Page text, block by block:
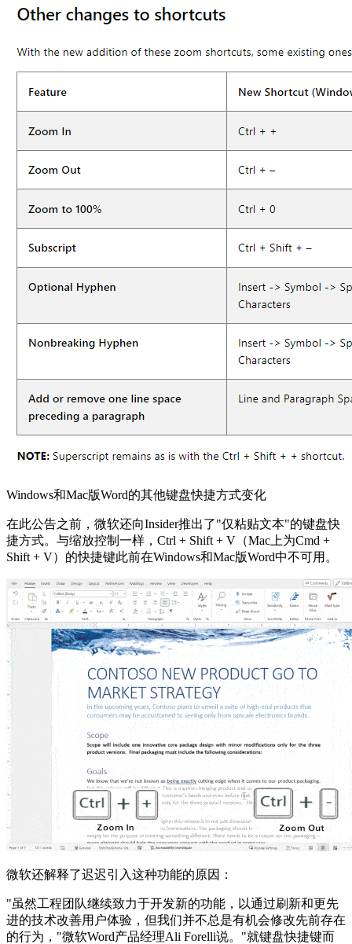
Windows和Mac版Word的其他键盘快捷方式变化
在此公告之前，微软还向Insider推出了"仅粘贴文本"的键盘快
捷方式。与缩放控制一样，Ctrl + Shift + V（Mac上为Cmd +
Shift + V）的快捷键此前在Windows和Mac版Word中不可用。
微软还解释了迟迟引入这种功能的原因：
"虽然工程团队继续致力于开发新的功能，以通过刷新和更先
进的技术改善用户体验，但我们并不总是有机会修改先前存在
的行为，"微软Word产品经理Ali Forelli说。"就键盘快捷键而